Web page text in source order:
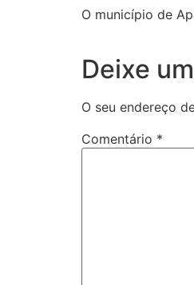
O município de
Deixe
O seu endereço
Comentário *